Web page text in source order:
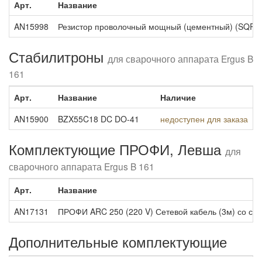
Арт.
Название
AN15998
Резистор проволочный мощный (цементный)
Стабилитроны для сварочного аппарата Ergus B
161
Арт. Название
Наличие
AN15900
BZX55C18 DC DO-41 недоступен для заказа
Комплектующие ПРОФИ, Левша для
сварочного аппарата Ergus B 161
Арт.
Название
AN17131
ПРОФИ ARC 250 (220 V) Сетевой кабель (3м) со
Дополнительные комплектующие